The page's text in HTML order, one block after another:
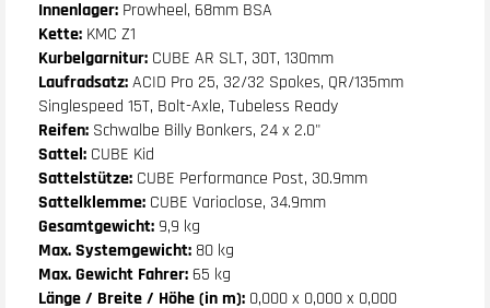
Innenlager: Prowheel, 68mm BSA
Kette: KMC Z1
Kurbelgarnitur: CUBE AR SLT, 30T, 130mm
Laufradsatz:ACID Pro 25, 32/32 Spokes, QR/135mm
Singlespeed 15T, Bolt-Axle, Tubeless Ready
Reifen: Schwalbe Billy Bonkers, 24 x 2.0"
Sattel: CUBE Kid
Sattelstütze: CUBE Performance Post, 30.9mm
Sattelklemme: CUBE Varioclose, 34.9mm
Gesamtgewicht:9,9 kg
Max. Systemgewicht: 80 kg
Max. Gewicht Fahrer: 65 kg
Länge / Breite / Höhe (in m): 0,000 x 0,000 x 0,000